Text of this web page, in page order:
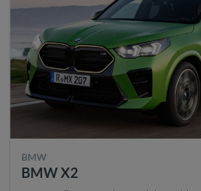
BMW
BMW X2